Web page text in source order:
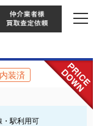
マンションを手がける会
古マンションならJPM
内装済
・駅利用可